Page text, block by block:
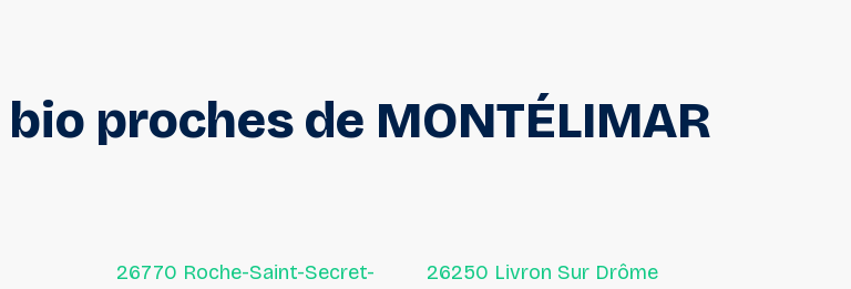
bio proches de MONTÉLIMAR
26770 Roche-Saint-Secret-
26250 Livron Sur Drôme